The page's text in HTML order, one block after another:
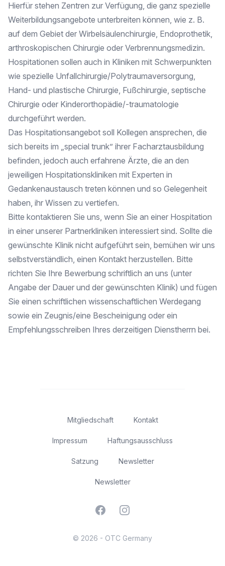
Hierfür stehen Zentren zur Verfügung, die ganz spezielle
Weiterbildungsangebote unterbreiten können, wie z. B.
auf dem Gebiet der Wirbelsäulenchirurgie, Endoprothetik,
arthroskopischen Chirurgie oder Verbrennungsmedizin.
Hospitationen sollen auch in Kliniken mit Schwerpunkten
wie spezielle Unfallchirurgie/Polytraumaversorgung,
Hand- und plastische Chirurgie, Fußchirurgie, septische
Chirurgie oder Kinderorthopädie/-traumatologie
durchgeführt werden.
Das Hospitationsangebot soll Kollegen ansprechen, die
sich bereits im „special trunk” ihrer Facharztausbildung
befinden, jedoch auch erfahrene Ärzte, die an den
jeweiligen Hospitationskliniken mit Experten in
Gedankenaustausch treten können und so Gelegenheit
haben, ihr Wissen zu vertiefen.
Bitte kontaktieren Sie uns, wenn Sie an einer Hospitation
in einer unserer Partnerkliniken interessiert sind. Sollte die
gewünschte Klinik nicht aufgeführt sein, bemühen wir uns
selbstverständlich, einen Kontakt herzustellen. Bitte
richten Sie Ihre Bewerbung schriftlich an uns (unter
Angabe der Dauer und der gewünschten Klinik) und fügen
Sie einen schriftlichen wissenschaftlichen Werdegang
sowie ein Zeugnis/eine Bescheinigung oder ein
Empfehlungsschreiben Ihres derzeitigen Dienstherrn bei.
Mitgliedschaft Kontakt
Impressum Haftungsausschluss
Satzung Newsletter
Newsletter
FacebookInstagram
© 2026 - OTC Germany